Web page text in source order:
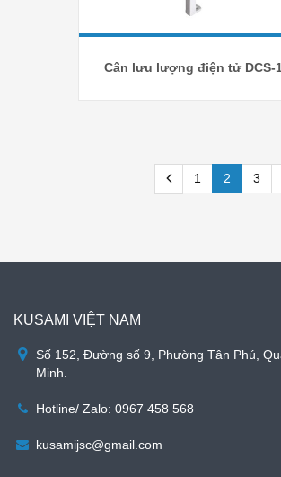
Cân lưu lượng điện tử DCS-
1 2 3
KUSAMI VIỆT NAM
Số 152, Đường số 9, Phường Tân Phú,
Minh.
Hotline/ Zalo: 0967 458 568
kusamijsc@gmail.com